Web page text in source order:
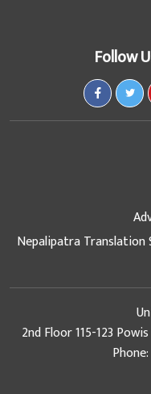
Follow
Nepalipatra Translation
2nd Floor 115-123